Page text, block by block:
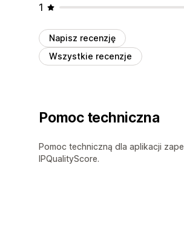
1
Napisz recenzję
Wszystkie recenzje
Pomoc techniczna
Pomoc techniczną dla aplikacji
IPQualityScore.